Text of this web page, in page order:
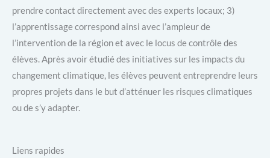
prendre contact directement avec des experts locaux; 3)
l’apprentissage correspond ainsi avec l’ampleur de
l’intervention de la région et avec le locus de contrôle des
élèves. Après avoir étudié des initiatives sur les impacts du
changement climatique, les élèves peuvent entreprendre leurs
propres projets dans le but d’atténuer les risques climatiques
ou de s’y adapter.
Liens rapides